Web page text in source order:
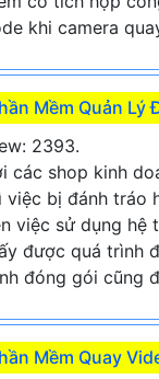
khi camera
Mềm Quản Lý
2393.
các shop kinh
việc bị đánh tráo
việc sử dụng hệ
được quá trình
đóng gói cũng
Mềm Quay